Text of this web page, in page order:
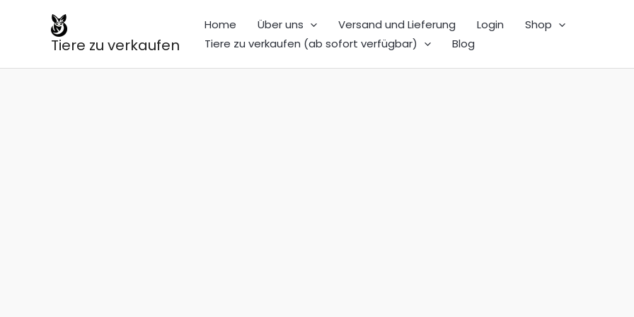
Tiere zu verkaufen
Home Über uns Versand und Lieferung Login
Shop
Tiere zu verkaufen (ab sofort verfügbar)
Blog